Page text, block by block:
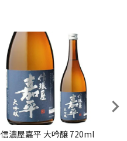
信濃屋嘉平 大吟醸 720ml